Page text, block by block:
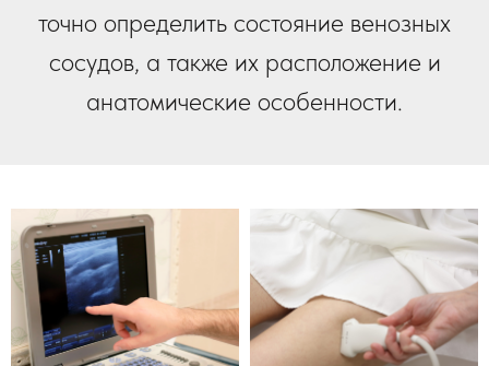
точно определить состояние венозных
сосудов, а также их расположение и
анатомические особенности.